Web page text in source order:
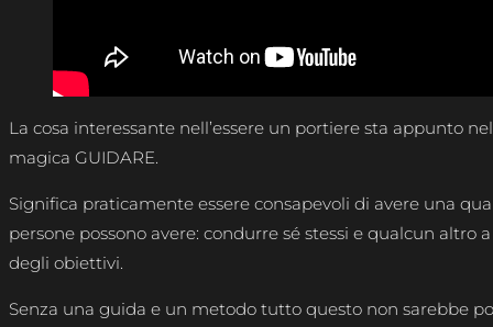
La cosa interessante nell’essere un portiere sta appunto
magica GUIDARE.
Significa praticamente essere consapevoli di avere una
persone possono avere: condurre sé stessi e qualcun altro
degli obiettivi.
Senza una guida e un metodo tutto questo non sarebbe